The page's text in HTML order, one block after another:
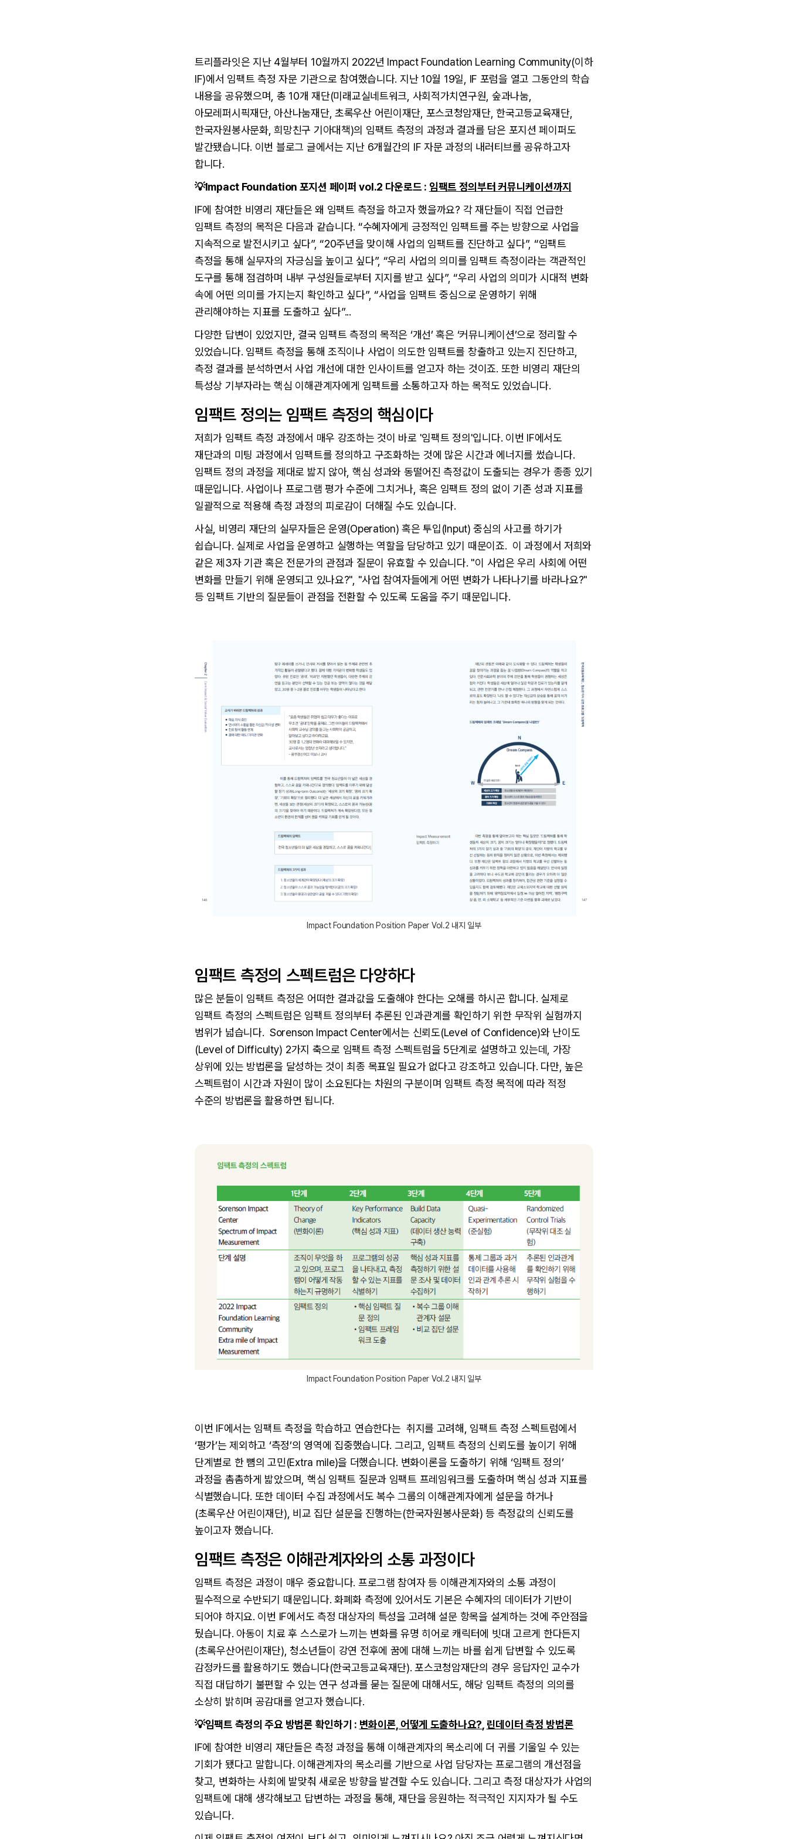
트리플라잇은 지난 4월부터 10월까지 2022년 Impact Foundation Learning Community(이하
IF)에서 임팩트 측정 자문 기관으로 참여했습니다. 지난 10월 19일, IF 포럼을 열고 그동안의 학습
내용을 공유했으며, 총 10개 재단(미래교실네트워크, 사회적가치연구원, 숲과나눔,
아모레퍼시픽재단, 아산나눔재단, 초록우산 어린이재단, 포스코청암재단, 한국고등교육재단,
한국자원봉사문화, 희망친구 기아대책)의 임팩트 측정의 과정과 결과를 담은 포지션 페이퍼도
발간됐습니다. 이번 블로그 글에서는 지난 6개월간의 IF 자문 과정의 내러티브를 공유하고자
합니다.
💡Impact Foundation 포지션 페이퍼 vol.2 다운로드 : 임팩트 정의부터 커뮤니케이션까지
IF에 참여한 비영리 재단들은 왜 임팩트 측정을 하고자 했을까요? 각 재단들이 직접 언급한
임팩트 측정의 목적은 다음과 같습니다. “수혜자에게 긍정적인 임팩트를 주는 방향으로 사업을
지속적으로 발전시키고 싶다”, “20주년을 맞이해 사업의 임팩트를 진단하고 싶다”, “임팩트
측정을 통해 실무자의 자긍심을 높이고 싶다”, “우리 사업의 의미를 임팩트 측정이라는 객관적인
도구를 통해 점검하며 내부 구성원들로부터 지지를 받고 싶다”, “우리 사업의 의미가 시대적 변화
속에 어떤 의미를 가지는지 확인하고 싶다”, “사업을 임팩트 중심으로 운영하기 위해
관리해야하는 지표를 도출하고 싶다”...
다양한 답변이 있었지만, 결국 임팩트 측정의 목적은 ‘개선’ 혹은 ‘커뮤니케이션’으로 정리할 수
있었습니다. 임팩트 측정을 통해 조직이나 사업이 의도한 임팩트를 창출하고 있는지 진단하고,
측정 결과를 분석하면서 사업 개선에 대한 인사이트를 얻고자 하는 것이죠. 또한 비영리 재단의
특성상 기부자라는 핵심 이해관계자에게 임팩트를 소통하고자 하는 목적도 있었습니다.
임팩트 정의는 임팩트 측정의 핵심이다
저희가 임팩트 측정 과정에서 매우 강조하는 것이 바로 '임팩트 정의'입니다. 이번 IF에서도
재단과의 미팅 과정에서 임팩트를 정의하고 구조화하는 것에 많은 시간과 에너지를 썼습니다.
임팩트 정의 과정을 제대로 밟지 않아, 핵심 성과와 동떨어진 측정값이 도출되는 경우가 종종 있기
때문입니다. 사업이나 프로그램 평가 수준에 그치거나, 혹은 임팩트 정의 없이 기존 성과 지표를
일괄적으로 적용해 측정 과정의 피로감이 더해질 수도 있습니다.
사실, 비영리 재단의 실무자들은 운영(Operation) 혹은 투입(Input) 중심의 사고를 하기가
쉽습니다. 실제로 사업을 운영하고 실행하는 역할을 담당하고 있기 때문이죠. 이 과정에서 저희와
같은 제3자 기관 혹은 전문가의 관점과 질문이 유효할 수 있습니다. "이 사업은 우리 사회에 어떤
변화를 만들기 위해 운영되고 있나요?", "사업 참여자들에게 어떤 변화가 나타나기를 바라나요?"
등 임팩트 기반의 질문들이 관점을 전환할 수 있도록 도움을 주기 때문입니다.
Impact Foundation Position Paper Vol.2 내지 일부
임팩트 측정의 스펙트럼은 다양하다
많은 분들이 임팩트 측정은 어떠한 결과값을 도출해야 한다는 오해를 하시곤 합니다. 실제로
임팩트 측정의 스펙트럼은 임팩트 정의부터 추론된 인과관계를 확인하기 위한 무작위 실험까지
범위가 넓습니다. Sorenson Impact Center에서는 신뢰도(Level of Confidence)와 난이도
(Level of Difficulty) 2가지 축으로 임팩트 측정 스펙트럼을 5단계로 설명하고 있는데, 가장
상위에 있는 방법론을 달성하는 것이 최종 목표일 필요가 없다고 강조하고 있습니다. 다만, 높은
스펙트럼이 시간과 자원이 많이 소요된다는 차원의 구분이며 임팩트 측정 목적에 따라 적정
수준의 방법론을 활용하면 됩니다.
Impact Foundation Position Paper Vol.2 내지 일부
이번 IF에서는 임팩트 측정을 학습하고 연습한다는 취지를 고려해, 임팩트 측정 스펙트럼에서
‘평가’는 제외하고 ‘측정’의 영역에 집중했습니다. 그리고, 임팩트 측정의 신뢰도를 높이기 위해
단계별로 한 뼘의 고민(Extra mile)을 더했습니다. 변화이론을 도출하기 위해 ‘임팩트 정의’
과정을 촘촘하게 밟았으며, 핵심 임팩트 질문과 임팩트 프레임워크를 도출하며 핵심 성과 지표를
식별했습니다. 또한 데이터 수집 과정에서도 복수 그룹의 이해관계자에게 설문을 하거나
(초록우산 어린이재단), 비교 집단 설문을 진행하는(한국자원봉사문화) 등 측정값의 신뢰도를
높이고자 했습니다.
임팩트 측정은 이해관계자와의 소통 과정이다
임팩트 측정은 과정이 매우 중요합니다. 프로그램 참여자 등 이해관계자와의 소통 과정이
필수적으로 수반되기 때문입니다. 화폐화 측정에 있어서도 기본은 수혜자의 데이터가 기반이
되어야 하지요. 이번 IF에서도 측정 대상자의 특성을 고려해 설문 항목을 설계하는 것에 주안점을
뒀습니다. 아동이 치료 후 스스로가 느끼는 변화를 유명 히어로 캐릭터에 빗대 고르게 한다든지
(초록우산어린이재단), 청소년들이 강연 전후에 꿈에 대해 느끼는 바를 쉽게 답변할 수 있도록
감정카드를 활용하기도 했습니다(한국고등교육재단). 포스코청암재단의 경우 응답자인 교수가
직접 대답하기 불편할 수 있는 연구 성과를 묻는 질문에 대해서도, 해당 임팩트 측정의 의의를
소상히 밝히며 공감대를 얻고자 했습니다.
💡임팩트 측정의 주요 방법론 확인하기 : 변화이론, 어떻게 도출하나요?, 린데이터 측정 방법론
IF에 참여한 비영리 재단들은 측정 과정을 통해 이해관계자의 목소리에 더 귀를 기울일 수 있는
기회가 됐다고 말합니다. 이해관계자의 목소리를 기반으로 사업 담당자는 프로그램의 개선점을
찾고, 변화하는 사회에 발맞춰 새로운 방향을 발견할 수도 있습니다. 그리고 측정 대상자가 사업의
임팩트에 대해 생각해보고 답변하는 과정을 통해, 재단을 응원하는 적극적인 지지자가 될 수도
있습니다.